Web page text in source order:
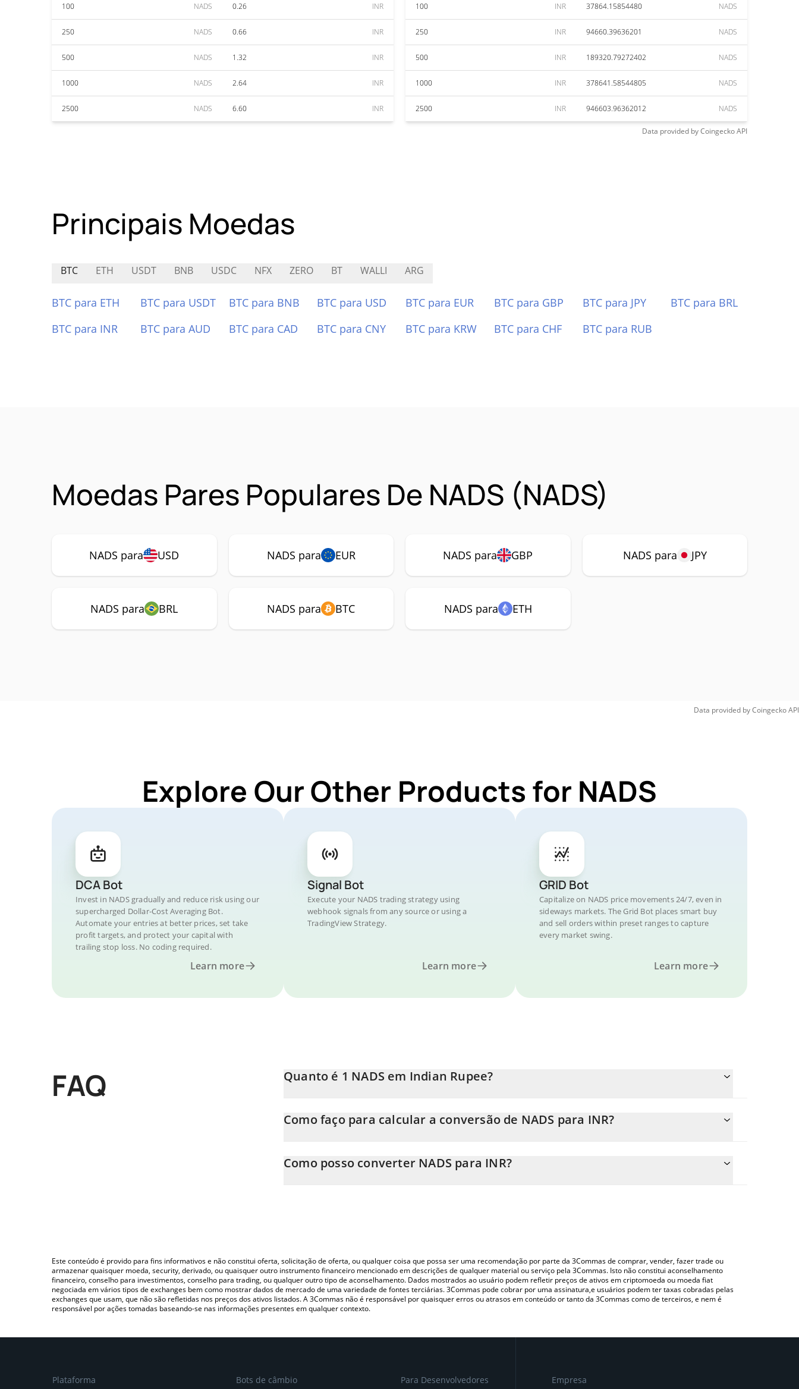
100 NADS 0.26 INR
250 NADS 0.66 INR
500 NADS 1.32 INR
1000 NADS 2.64 INR
2500 NADS 6.60 INR
100 INR 37864.15854480 NADS
250 INR 94660.39636201 NADS
500 INR 189320.79272402 NADS
1000 INR 378641.58544805 NADS
2500 INR 946603.96362012 NADS
Data provided byCoingeckoAPI
Principais Moedas
BTC ETH USDT BNB USDC NFX ZERO BT WALLI ARG
BTC para ETH BTC para USDT BTC para BNB BTC para USD BTC para EUR BTC para GBP BTC para JPY
BTC para BRL
BTC para INR
BTC para AUD BTC para CAD BTC para CNY BTC para KRW BTC para CHF BTC para RUB
Moedas Pares Populares De NADS (NADS)
NADS para USD NADS para EUR NADS para GBP NADS para JPY
NADS para BRL NADS para BTC NADS para ETH
Data provided byCoingeckoAPI
Explore Our Other Products for NADS
DCA Bot
Invest in NADS gradually and reduce risk using our
supercharged Dollar-Cost Averaging Bot.
Automate your entries at better prices, set take
profit targets, and protect your capital with
trailing stop loss. No coding required.
Learn more
Signal Bot
Execute your NADS trading strategy using
webhook signals from any source or using a
TradingView Strategy.
Learn more
GRID Bot
Capitalize on NADS price movements 24/7, even in
sideways markets. The Grid Bot places smart buy
and sell orders within preset ranges to capture
every market swing.
Learn more
FAQ Quanto é 1 NADS em Indian Rupee?
Neste momento, 1 NADS equivale a 0.00264102 INR
Como faço para calcular a conversão de NADS para INR?
inserindo a quantidade de NADS no campo correspondente e converterá automaticamente o valor em Indian Rupee
Como posso converter NADS para INR?
Este conteúdo é provido para fins informativos e não constitui oferta, solicitação de oferta, ou qualquer coisa que possa ser uma recomendação por parte da 3Commas de comprar, vender, fazer trade ou
armazenar quaisquer moeda, security, derivado, ou quaisquer outro instrumento financeiro mencionado em descrições de qualquer material ou serviço pela 3Commas. Isto não constitui aconselhamento
financeiro, conselho para investimentos, conselho para trading, ou qualquer outro tipo de aconselhamento. Dados mostrados ao usuário podem refletir preços de ativos em criptomoeda ou moeda fiat
negociada em vários tipos de exchanges bem como mostrar dados de mercado de uma variedade de fontes terciárias. 3Commas pode cobrar por uma assinatura,e usuários podem ter taxas cobradas pelas
exchanges que usam, que não são refletidas nos preços dos ativos listados. A 3Commas não é responsável por quaisquer erros ou atrasos em conteúdo or tanto da 3Commas como de terceiros, e nem é
responsável por ações tomadas baseando-se nas informações presentes em qualquer contexto.
Plataforma Bots de câmbio Para Desenvolvedores Empresa